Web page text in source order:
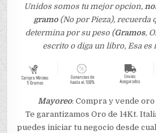
Unidos somos tu mejor opcion,
gramo(No por Pieza), recuerda
determina por su peso (Gramos,
escrito o diga un libro, Esa
Mayoreo: Compra y vende
Te garantizamos Oro de 14Kt.
puedes iniciar tu negocio desde